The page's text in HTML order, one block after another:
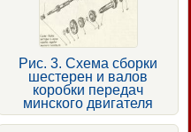
Рис. 3. Схема сборки
шестерен и валов
коробки передач
минского двигателя